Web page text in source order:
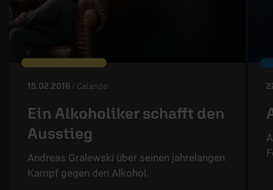
15.02.2016 / Calando
Ein Alkoholiker schafft den
Ausstieg
Andreas Gralewski über seinen jahrelangen
Kampf gegen den Alkohol.